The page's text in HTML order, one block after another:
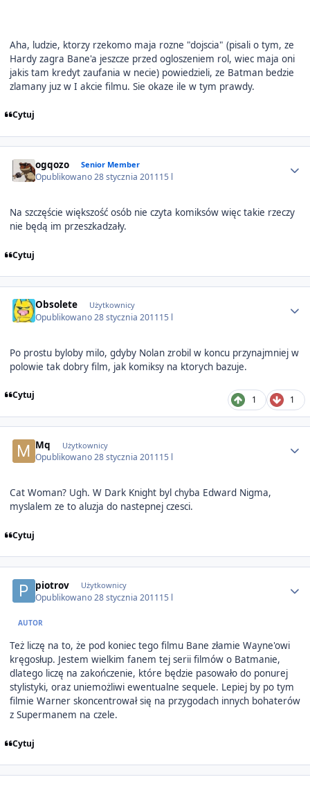
Aha, ludzie, ktorzy rzekomo maja rozne "dojscia" (pisali o tym, ze
Hardy zagra Bane'a jeszcze przed ogloszeniem rol, wiec maja oni
jakis tam kredyt zaufania w necie) powiedzieli, ze Batman bedzie
zlamany juz w I akcie filmu. Sie okaze ile w tym prawdy.
Cytuj
ogqozo Senior Member
Opublikowano28 stycznia 201115 l
Na szczęście większość osób nie czyta komiksów więc takie rzeczy
nie będą im przeszkadzały.
Cytuj
Obsolete Użytkownicy
Opublikowano28 stycznia 201115 l
Po prostu byloby milo, gdyby Nolan zrobil w koncu przynajmniej w
polowie tak dobry film, jak komiksy na ktorych bazuje.
Cytuj 1 1
Mq Użytkownicy
Opublikowano28 stycznia 201115 l
Cat Woman? Ugh. W Dark Knight byl chyba Edward Nigma,
myslalem ze to aluzja do nastepnej czesci.
Cytuj
piotrov Użytkownicy
Opublikowano28 stycznia 201115 l
AUTOR
Też liczę na to, że pod koniec tego filmu Bane złamie Wayne'owi
kręgosłup. Jestem wielkim fanem tej serii filmów o Batmanie,
dlatego liczę na zakończenie, które będzie pasowało do ponurej
stylistyki, oraz uniemożliwi ewentualne sequele. Lepiej by po tym
filmie Warner skoncentrował się na przygodach innych bohaterów
z Supermanem na czele.
Cytuj